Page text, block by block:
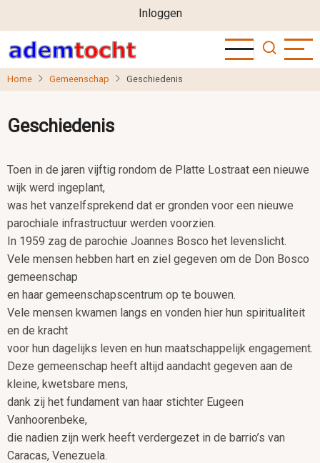
naar
de
inhoud
User
account
menu
Inloggen
Home Gemeenschap Geschiedenis
Geschiedenis
Toen in de jaren vijftig rondom de Platte Lostraat een nieuwe
wijk werd ingeplant,
was het vanzelfsprekend dat er gronden voor een nieuwe
parochiale infrastructuur werden voorzien.
In 1959 zag de parochie Joannes Bosco het levenslicht.
Vele mensen hebben hart en ziel gegeven om de Don Bosco
gemeenschap
en haar gemeenschapscentrum op te bouwen.
Vele mensen kwamen langs en vonden hier hun spiritualiteit
en de kracht
voor hun dagelijks leven en hun maatschappelijk engagement.
Deze gemeenschap heeft altijd aandacht gegeven aan de
kleine, kwetsbare mens,
dank zij het fundament van haar stichter Eugeen
Vanhoorenbeke,
die nadien zijn werk heeft verdergezet in de barrio’s van
Caracas, Venezuela.